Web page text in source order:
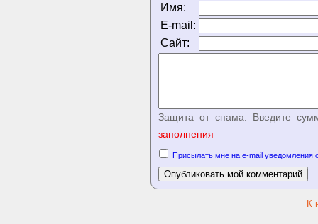
Имя:
E-mail:
Сайт:
Защита от спама. Введите
заполнения
Присылать мне на e-mail уведомления
К